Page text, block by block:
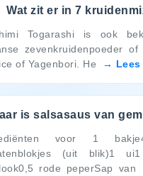
Wat zit er in 7
Togarashi is ook
zevenkruidenpoeder of
of Yagenbori. He
Lees
is salsasaus van
voor 1
(uit blik)1
rode peperSap van